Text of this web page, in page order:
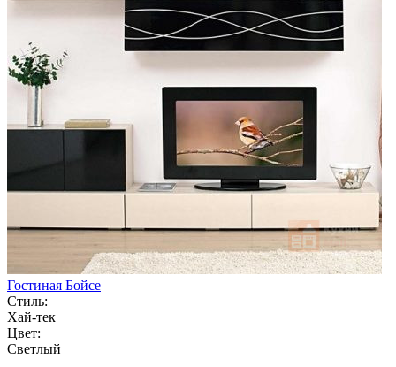
Гостиная Бойсе
Стиль:
Хай-тек
Цвет:
Светлый